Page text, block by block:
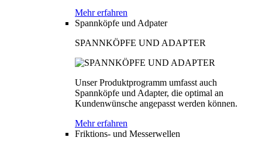
Mehr erfahren
Spannköpfe und Adpater
SPANNKÖPFE UND ADAPTER
Unser Produktprogramm umfasst auch
Spannköpfe und Adapter, die optimal an
Kundenwünsche angepasst werden können.
Mehr erfahren
Friktions- und Messerwellen